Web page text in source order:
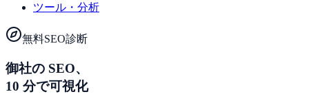
ツール・分析
無料SEO診断
御社の SEO、
10 分で可視化